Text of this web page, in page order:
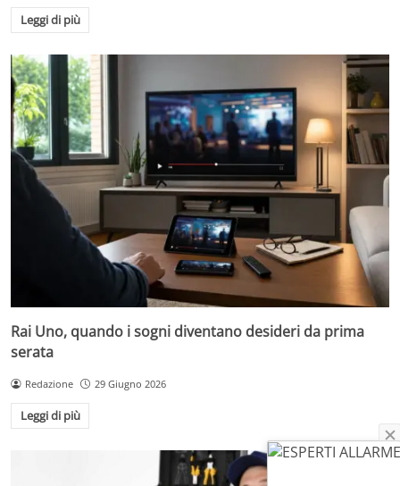
Leggi di più
Rai Uno, quando i sogni diventano desideri da prima
serata
Redazione 29 Giugno 2026
Leggi di più